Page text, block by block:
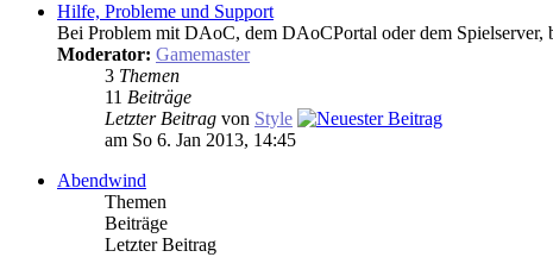
Hilfe, Probleme und Support
Bei Problem mit DAoC, dem DAoCPortal oder dem Spielserver,
Moderator: Gamemaster
3 Themen
11 Beiträge
Letzter Beitrag von Style
am So 6. Jan 2013, 14:45
Abendwind
Themen
Beiträge
Letzter Beitrag